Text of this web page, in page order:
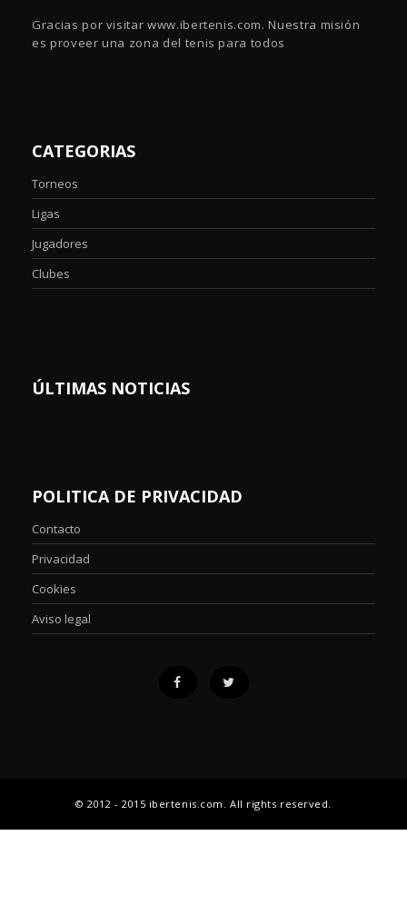
Gracias por visitar www.ibertenis.com. Nuestra misión
es proveer una zona del tenis para todos
CATEGORIAS
Torneos
Ligas
Jugadores
Clubes
ÚLTIMAS NOTICIAS
POLITICA DE PRIVACIDAD
Contacto
Privacidad
Cookies
Aviso legal
© 2012 - 2015 ibertenis.com. All rights reserved.